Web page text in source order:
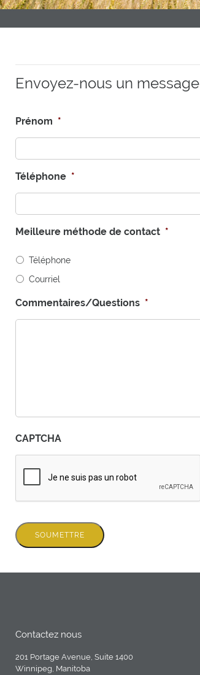
Envoyez-nous un message
Prénom *
Téléphone *
Meilleure méthode de contact *
Téléphone
Courriel
Commentaires/Questions *
CAPTCHA
SOUMETTRE
Contactez nous
201 Portage Avenue, Suite 1400
Winnipeg, Manitoba